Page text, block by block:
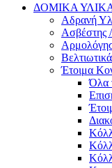
ΔΟΜΙΚΑ
Αδρανή
Ασβέστης
Έτοιμα
Όλα